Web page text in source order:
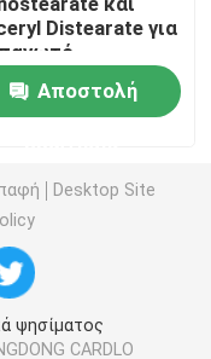
τροφίμων
κέικ
Distearate για
Αποστολή
Desktop Site
ψησίματος
CARDLO